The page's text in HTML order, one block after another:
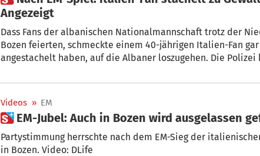
Angezeigt
Dass Fans der albanischen Nationalmannschaft trotz der
Bozen feierten, schmeckte einem 40-jährigen Italien-Fan
angestachelt haben, auf die Albaner loszugehen. Die
Videos » EM
 EM-Jubel: Auch in Bozen wird ausgelassen
Partystimmung herrschte nach dem EM-Sieg der
in Bozen. Video: DLife